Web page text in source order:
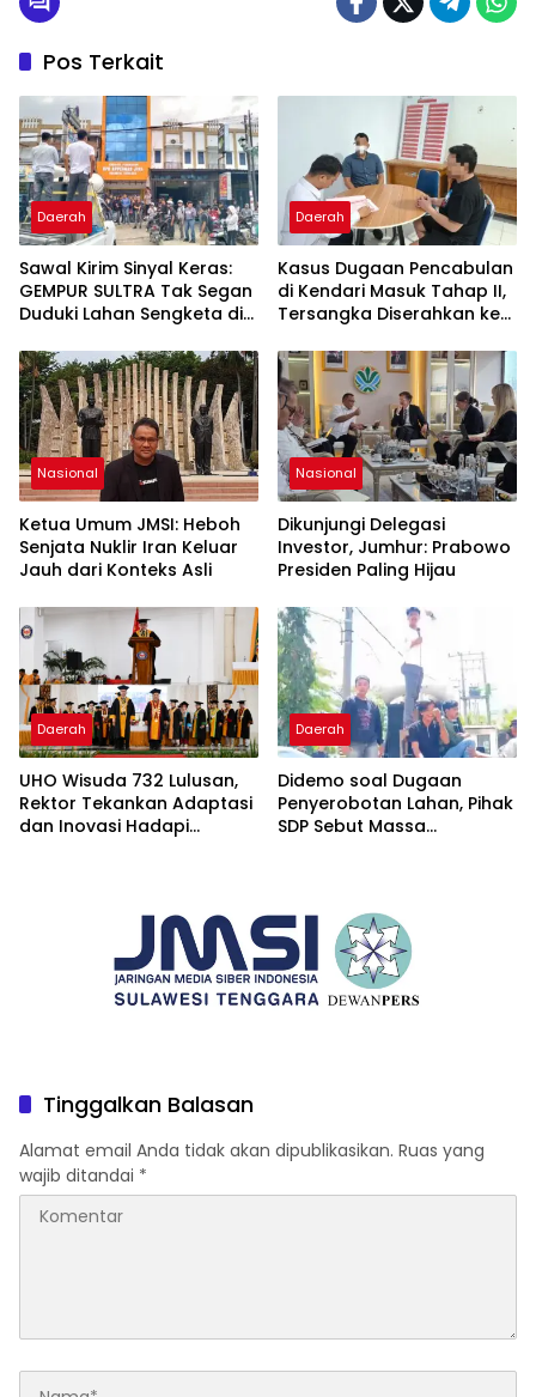
Pos Terkait
Daerah
Sawal Kirim Sinyal Keras:
GEMPUR SULTRA Tak Segan
Duduki Lahan Sengketa di
Daerah
Kasus Dugaan Pencabulan
di Kendari Masuk Tahap II,
Tersangka Diserahkan ke
Nasional
Ketua Umum JMSI: Heboh
Senjata Nuklir Iran Keluar
Jauh dari Konteks Asli
Nasional
Dikunjungi Delegasi
Investor, Jumhur: Prabowo
Presiden Paling Hijau
Daerah
UHO Wisuda 732 Lulusan,
Rektor Tekankan Adaptasi
dan Inovasi Hadapi
Daerah
Didemo soal Dugaan
Penyerobotan Lahan, Pihak
SDP Sebut Massa
Tinggalkan Balasan
Alamat email Anda tidak akan dipublikasikan. Ruas yang
wajib ditandai *